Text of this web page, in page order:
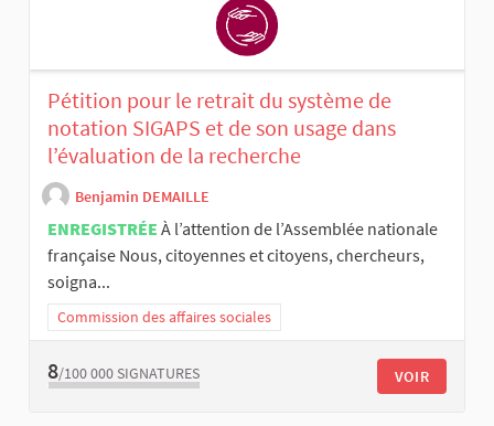
Pétition pour le retrait du système de
notation SIGAPS et de son usage dans
l’évaluation de la recherche
Benjamin DEMAILLE
ENREGISTRÉE À l’attention de l’Assemblée nationale
française Nous, citoyennes et citoyens, chercheurs,
soigna...
Commission des affaires sociales
8/100 000 SIGNATURES VOIR